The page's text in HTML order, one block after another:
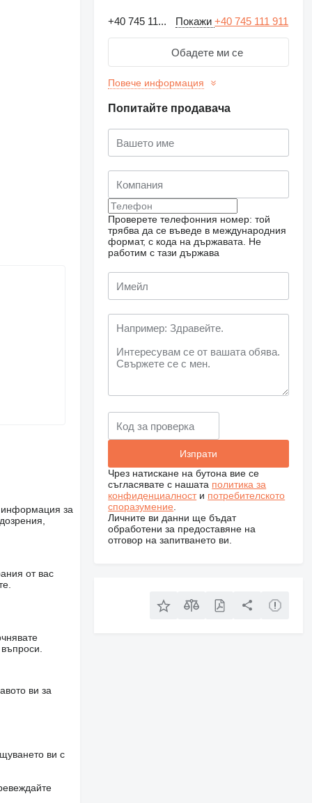
информация за
от вас
ви за
ви с
+40 745 11... Покажи+40 745 111 911
Обадете ми се
Повече информация
Попитайте продавача
Проверете телефонния номер: той
трябва да се въведе в международния
формат, с кода на държавата.
Не
работим с тази държава
Чрез натискане на бутона вие се
съгласявате с нашата политика за
конфиденциалности потребителското
споразумение
Личните ви данни ще бъдат
обработени за предоставяне на
отговор на запитването ви.